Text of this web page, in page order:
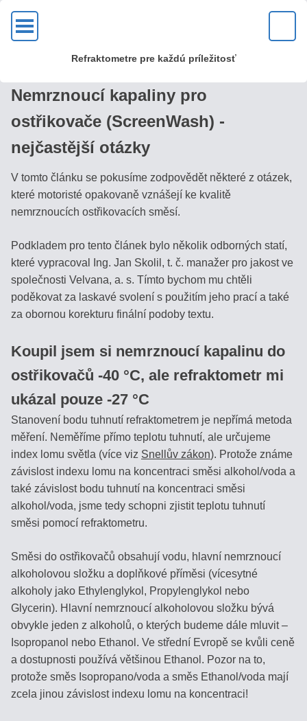
Refraktometre pre každú príležitosť
Nemrznoucí kapaliny pro
ostřikovače (ScreenWash) -
nejčastější otázky
V tomto článku se pokusíme zodpovědět některé z otázek,
které motoristé opakovaně vznášejí ke kvalitě
nemrznoucích ostřikovacích směsí.
Podkladem pro tento článek bylo několik odborných statí,
které vypracoval Ing. Jan Skolil, t. č. manažer pro jakost ve
společnosti Velvana, a. s. Tímto bychom mu chtěli
poděkovat za laskavé svolení s použitím jeho prací a také
za obornou korekturu finální podoby textu.
Koupil jsem si nemrznoucí kapalinu do
ostřikovačů -40 °C, ale refraktometr mi
ukázal pouze -27 °C
Stanovení bodu tuhnutí refraktometrem je nepřímá metoda
měření. Neměříme přímo teplotu tuhnutí, ale určujeme
index lomu světla (více viz Snellův zákon). Protože známe
závislost indexu lomu na koncentraci směsi alkohol/voda a
také závislost bodu tuhnutí na koncentraci směsi
alkohol/voda, jsme tedy schopni zjistit teplotu tuhnutí
směsi pomocí refraktometru.
Směsi do ostřikovačů obsahují vodu, hlavní nemrznoucí
alkoholovou složku a doplňkové příměsi (vícesytné
alkoholy jako Ethylenglykol, Propylenglykol nebo
Glycerin). Hlavní nemrznoucí alkoholovou složku bývá
obvykle jeden z alkoholů, o kterých budeme dále mluvit –
Isopropanol nebo Ethanol. Ve střední Evropě se kvůli ceně
a dostupnosti používá většinou Ethanol. Pozor na to,
protože směs Isopropano/voda a směs Ethanol/voda mají
zcela jinou závislost indexu lomu na koncentraci!
nás
zakúpite
kovové
optické
refraktometre
hlavou
a
sklenenou
optikou!
Pozrite
ako
biedne
sú
plastové
náhrady!
Produkty
DESTILÁTY
PÁLENKY
PIVO
AUTOMOBILY